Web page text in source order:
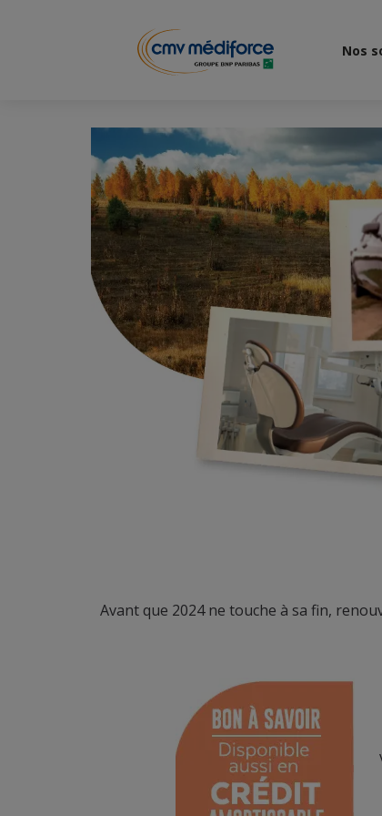
Nos
Avant que 2024 ne touche à sa fin,